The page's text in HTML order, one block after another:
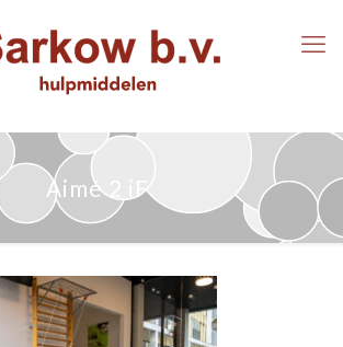
Aimé 2 iF